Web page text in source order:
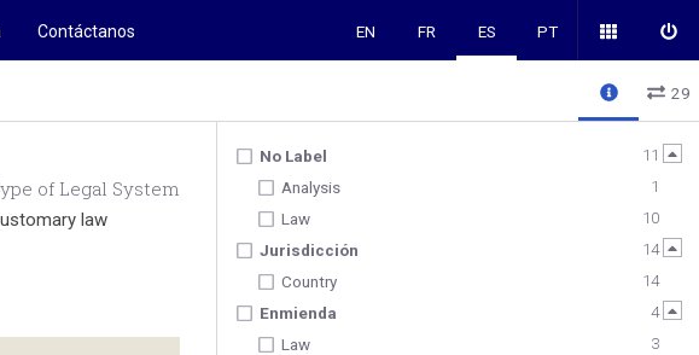
Contáctanos EN FR ES PT
29
of Legal System
law
No Label
11
Analysis
1
Law
10
Jurisdicción
14
Country
14
Enmienda
4
Law
3